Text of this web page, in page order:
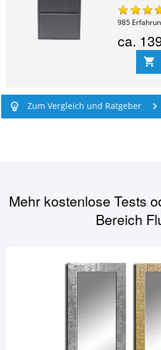
985
ca.
Zum Vergleich und Ratgeber
Mehr kostenlose Tests
Bereich